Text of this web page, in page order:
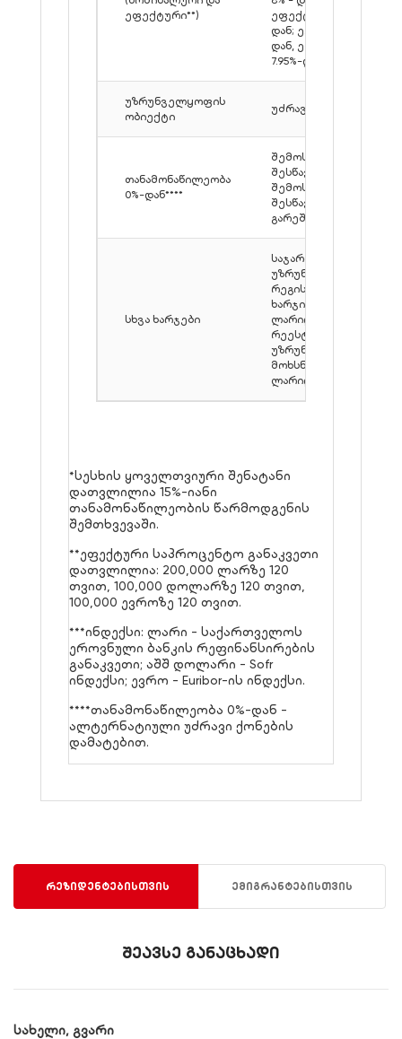
ეფექტური**)
ეფექტური 8.8%-
დან; ევრო 7.5%-
დან, ეფექტური
7.95%-დან
უზრუნველყოფის
ობიექტი
უძრავი ქონება
თანამონაწილეობა
0%-დან****
შემოსავლის
შესწავლით /
შემოსავლების
შესწავლის
გარეშე
სხვა ხარჯები
საჯარო რეესტრში
უზრუნველყოფის
რეგისტრაციის
ხარჯი: 158
ლარიდან; საჯარო
რეესტრის
უზრუნველყოფის
მოხსნის ხარჯი: 151
ლარიდან.
*სესხის ყოველთვიური შენატანი
დათვლილია 15%-იანი
თანამონაწილეობის წარმოდგენის
შემთხვევაში.
**ეფექტური საპროცენტო განაკვეთი
დათვლილია: 200,000 ლარზე 120
თვით, 100,000 დოლარზე 120 თვით,
100,000 ევროზე 120 თვით.
***ინდექსი: ლარი - საქართველოს
ეროვნული ბანკის რეფინანსირების
განაკვეთი; აშშ დოლარი - Sofr
ინდექსი; ევრო - Euribor-ის ინდექსი.
****თანამონაწილეობა 0%-დან -
ალტერნატიული უძრავი ქონების
დამატებით.
რეზიდენტებისთვის ემიგრანტებისთვის
შეავსე განაცხადი
სახელი, გვარი